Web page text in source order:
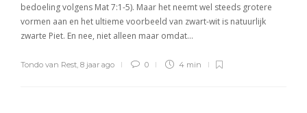
bedoeling volgens Mat 7:1-5). Maar het neemt wel steeds grotere
vormen aan en het ultieme voorbeeld van zwart-wit is natuurlijk
zwarte Piet. En nee, niet alleen maar omdat…
Tondo van Rest, 8 jaar ago 0 4 min